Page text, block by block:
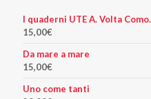
I quaderni UTE A. Volta
15,00€
Da mare a mare
15,00€
Uno come tanti